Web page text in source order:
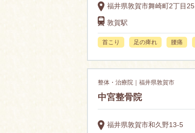
福井県敦賀市舞崎町2丁目25
敦賀駅
首こり 足の痺れ 腰痛
整体・治療院｜福井県敦賀市
中宮整骨院
福井県敦賀市和久野13-5